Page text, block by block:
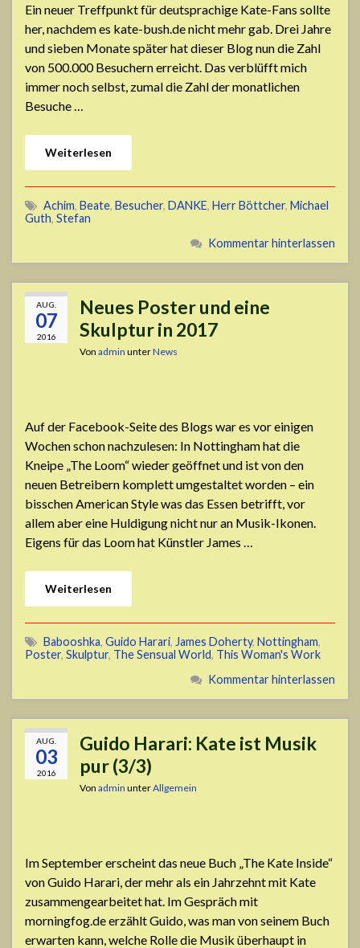
Ein neuer Treffpunkt für deutsprachige Kate-Fans sollte
her, nachdem es kate-bush.de nicht mehr gab. Drei Jahre
und sieben Monate später hat dieser Blog nun die Zahl
von 500.000 Besuchern erreicht. Das verblüfft mich
immer noch selbst, zumal die Zahl der monatlichen
Besuche …
Weiterlesen
Achim, Beate, Besucher, DANKE, Herr Böttcher, Michael
Guth, Stefan
Kommentar hinterlassen
AUG.
07
2016
Neues Poster und eine
Skulptur in 2017
Von admin unterNews
Auf der Facebook-Seite des Blogs war es vor einigen
Wochen schon nachzulesen: In Nottingham hat die
Kneipe „The Loom“ wieder geöffnet und ist von den
neuen Betreibern komplett umgestaltet worden – ein
bisschen American Style was das Essen betrifft, vor
allem aber eine Huldigung nicht nur an Musik-Ikonen.
Eigens für das Loom hat Künstler James …
Weiterlesen
Babooshka, Guido Harari, James Doherty, Nottingham,
Poster, Skulptur, The Sensual World, This Woman's Work
Kommentar hinterlassen
AUG.
03
2016
Guido Harari: Kate ist Musik
pur (3/3)
Von admin unterAllgemein
Im September erscheint das neue Buch „The Kate Inside“
von Guido Harari, der mehr als ein Jahrzehnt mit Kate
zusammengearbeitet hat. Im Gespräch mit
morningfog.de erzählt Guido, was man von seinem Buch
erwarten kann, welche Rolle die Musik überhaupt in